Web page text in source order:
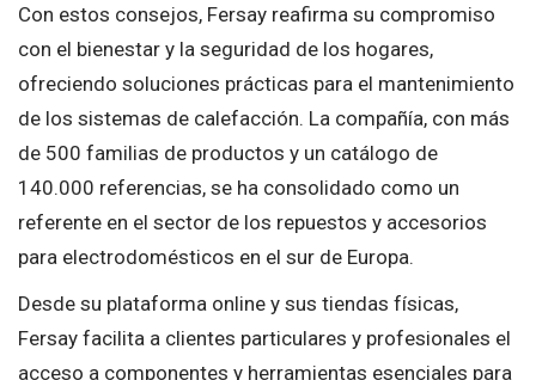
Con estos consejos, Fersay reafirma su compromiso
con el bienestar y la seguridad de los hogares,
ofreciendo soluciones prácticas para el mantenimiento
de los sistemas de calefacción. La compañía, con más
de 500 familias de productos y un catálogo de
140.000 referencias, se ha consolidado como un
referente en el sector de los repuestos y accesorios
para electrodomésticos en el sur de Europa.
Desde su plataforma online y sus tiendas físicas,
Fersay facilita a clientes particulares y profesionales el
acceso a componentes y herramientas esenciales para